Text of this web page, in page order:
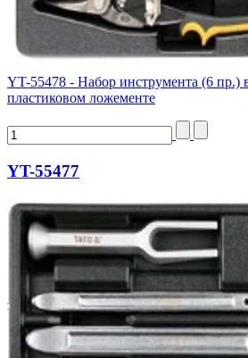
YT-55478 - Набор инструмента (6 пр.)
пластиковом ложементе
YT-55477